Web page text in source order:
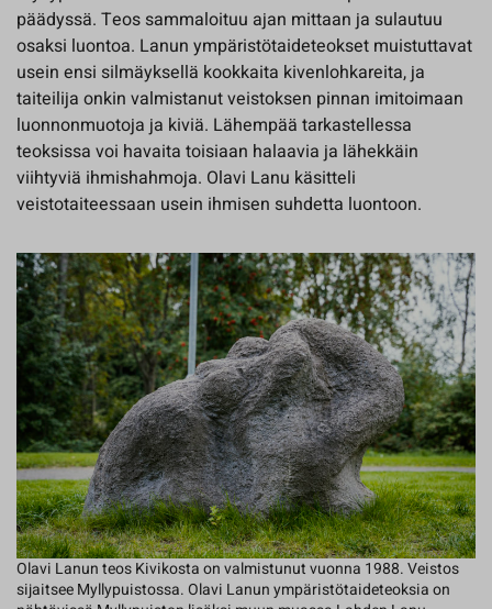
päädyssä. Teos sammaloituu ajan mittaan ja sulautuu
osaksi luontoa. Lanun ympäristötaideteokset muistuttavat
usein ensi silmäyksellä kookkaita kivenlohkareita, ja
taiteilija onkin valmistanut veistoksen pinnan imitoimaan
luonnonmuotoja ja kiviä. Lähempää tarkastellessa
teoksissa voi havaita toisiaan halaavia ja lähekkäin
viihtyviä ihmishahmoja. Olavi Lanu käsitteli
veistotaiteessaan usein ihmisen suhdetta luontoon.
Olavi Lanun teos Kivikosta on valmistunut vuonna 1988. Veistos
sijaitsee Myllypuistossa. Olavi Lanun ympäristötaideteoksia on